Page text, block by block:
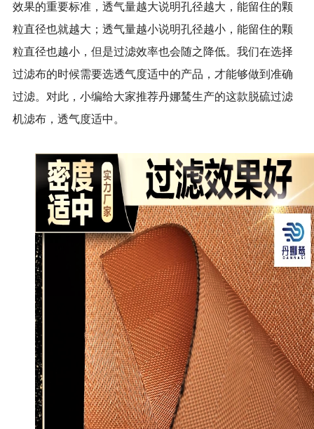
效果的重要标准，透气量越大说明孔径越大，能留住的颗
粒直径也就越大；透气量越小说明孔径越小，能留住的颗
粒直径也越小，但是过滤效率也会随之降低。我们在选择
过滤布的时候需要选透气度适中的产品，才能够做到准确
过滤。对此，小编给大家推荐丹娜鸶生产的这款脱硫过滤
机滤布，透气度适中。